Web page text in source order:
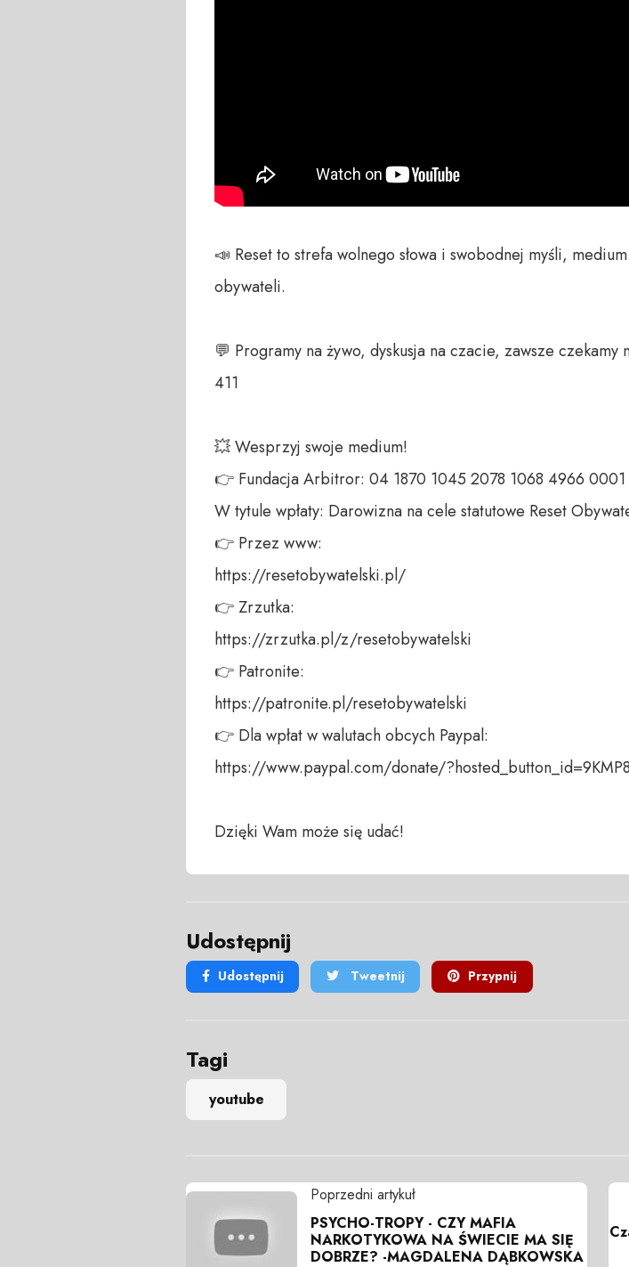
📣 Reset to strefa wolnego słowa i swobodnej myśli,
obywateli.
💬 Programy na żywo, dyskusja na czacie, zawsze
411
💥 Wesprzyj swoje medium!
👉 Fundacja Arbitror: 04 1870 1045 2078 1068 4966 0001
W tytule wpłaty: Darowizna na cele statutowe Reset
👉 Przez www:
https://resetobywatelski.pl/
👉 Zrzutka:
https://zrzutka.pl/z/resetobywatelski
👉 Patronite:
https://patronite.pl/resetobywatelski
👉 Dla wpłat w walutach obcych Paypal:
https://www.paypal.com/donate/
Dzięki Wam może się udać!
Udostępnij
Udostępnij Tweetnij Przypnij
Tagi
youtube
Poprzedni artykuł
PSYCHO-TROPY - CZY MAFIA
NARKOTYKOWA NA ŚWIECIE MA SIĘ
DOBRZE? -MAGDALENA DĄBKOWSKA